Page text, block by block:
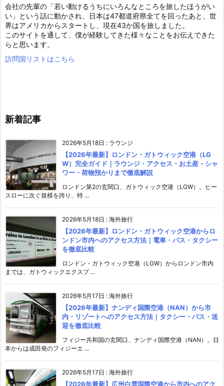
会社の先輩の「若い動けるうちにいろんなところを旅したほうがい
い」という話に動かされ、日本は47都道府県全てを回ったあと、世
界はアメリカからスタートし、現在43か国を旅しました。
このサイトを通して、僕が経験してきた様々なことをお伝えできた
らと思います。
訪問国リストはこちら
新着記事
2026年5月18日 : ラウンジ
【2026年最新】ロンドン・ガトウィック空港（LG
W）完全ガイド｜ラウンジ・アクセス・お土産・シャ
ワー・荷物預かりまで徹底解説
ロンドン第2の玄関口、ガトウィック空港（LGW）。ヒー
スローに次ぐ規模を誇り、特 ...
2026年5月18日 : 海外旅行
【2026年最新】ロンドン・ガトウィック空港からロ
ンドン市内へのアクセス方法｜電車・バス・タクシー
を徹底比較
ロンドン・ガトウィック空港（LGW）からロンドン市内
までは、ガトウィックエクスプ ...
2026年5月17日 : 海外旅行
【2026年最新】ナンディ国際空港（NAN）から市
内・リゾートへのアクセス方法｜タクシー・バス・送
迎を徹底比較
フィジー共和国の玄関口、ナンディ国際空港（NAN）。日
本からは成田発のフィジーエ ...
2026年5月17日 : 海外旅行
【2026年最新】広州白雲国際空港から市内へのアク